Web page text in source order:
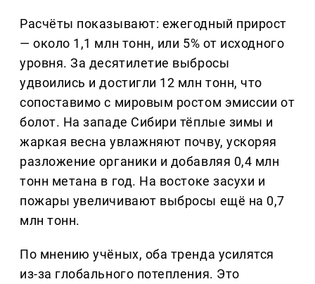
Расчёты показывают: ежегодный прирост
— около 1,1 млн тонн, или 5% от исходного
уровня. За десятилетие выбросы
удвоились и достигли 12 млн тонн, что
сопоставимо с мировым ростом эмиссии от
болот. На западе Сибири тёплые зимы и
жаркая весна увлажняют почву, ускоряя
разложение органики и добавляя 0,4 млн
тонн метана в год. На востоке засухи и
пожары увеличивают выбросы ещё на 0,7
млн тонн.
По мнению учёных, оба тренда усилятся
из-за глобального потепления. Это